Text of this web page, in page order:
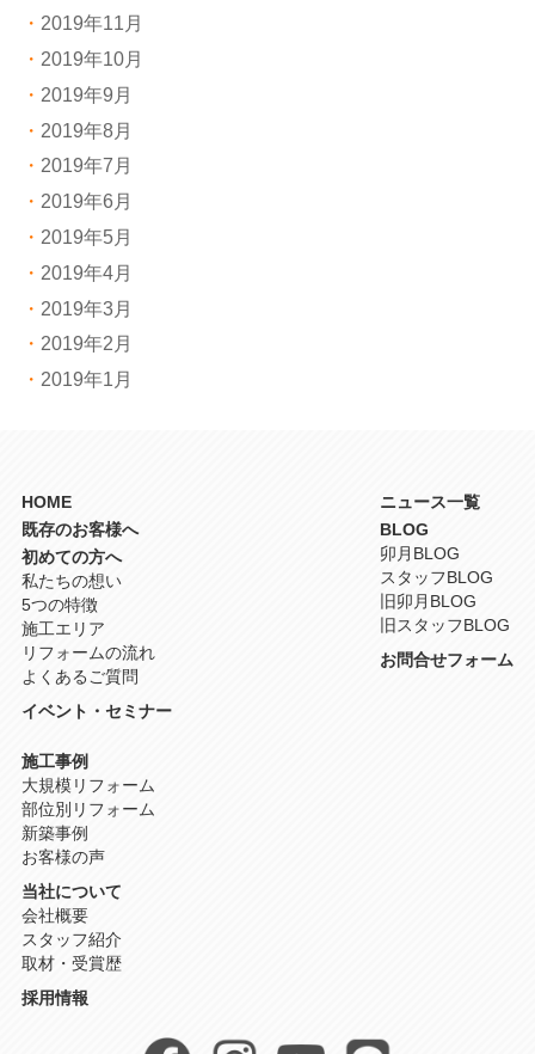
2019年11月
2019年10月
2019年9月
2019年8月
2019年7月
2019年6月
2019年5月
2019年4月
2019年3月
2019年2月
2019年1月
HOME
既存のお客様へ
初めての方へ
私たちの想い
5つの特徴
施工エリア
リフォームの流れ
よくあるご質問
イベント・セミナー
施工事例
大規模リフォーム
部位別リフォーム
新築事例
お客様の声
当社について
会社概要
スタッフ紹介
取材・受賞歴
採用情報
ニュース一覧
BLOG
卯月BLOG
スタッフBLOG
旧卯月BLOG
旧スタッフBLOG
お問合せフォーム